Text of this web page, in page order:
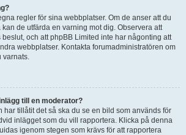
regler för sina webbplatser. Om de anser att du
kan de utfärda en varning mot dig. Observera att
och att phpBB Limited inte har någonting att
webbplatser. Kontakta forumadministratören om
varnats.
till en moderator?
har tillåtit det så ska du se en bild som används för
inlägget som du vill rapportera. Klicka på denna
igenom stegen som krävs för att rapportera